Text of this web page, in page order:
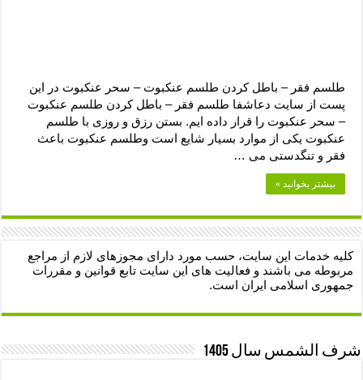
طلسم فقر – باطل کردن طلسم عنکبوت – سحر عنکبوت در این
پست از سایت دعاشفا طلسم فقر – باطل کردن طلسم عنکبوت
– سحر عنکبوت را قرار داده ایم. بستن رزق و روزی با طلسم
عنکبوت یکی از موارد بسیار شایع است وطلسم عنکبوت باعث
فقر و تنگدستی می …
بیشتر بخوانید »
کلیه خدمات این سایت، حسب مورد دارای مجوزهای لازم از مراجع
مربوطه می باشند و فعالیت های این سایت تابع قوانین و مقررات
جمهوری اسلامی ایران است.
شرف الشمس سال 1405